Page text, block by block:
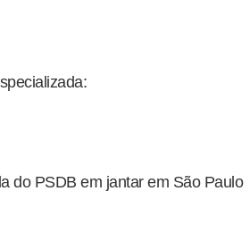
do PSDB em jantar em São Paulo